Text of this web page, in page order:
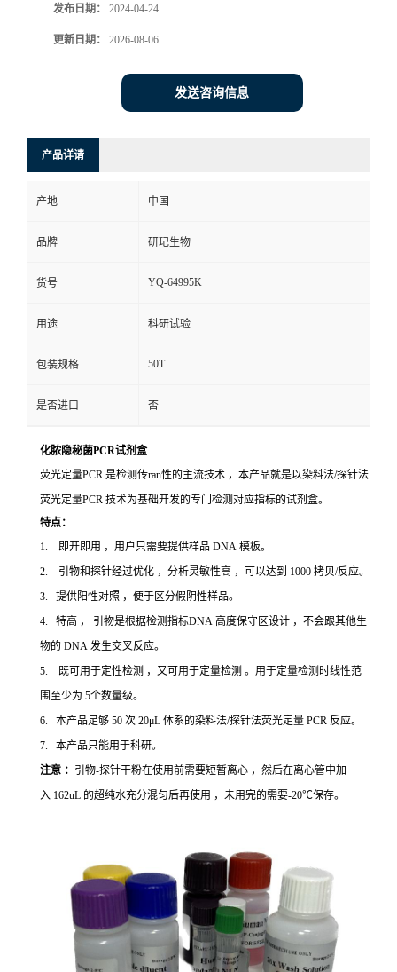
发布日期： 2024-04-24
更新日期： 2026-08-06
发送咨询信息
产品详请
产地 中国
品牌 研玘生物
货号 YQ-64995K
用途 科研试验
包装规格 50T
是否进口 否
化脓隐秘菌PCR试剂盒
荧光定量PCR 是检测传ran性的主流技术 ，本产品就是以染料法/探针法
荧光定量PCR 技术为基础开发的专门检测对应指标的试剂盒。
特点：
1. 即开即用 ，用户只需要提供样品 DNA 模板。
2. 引物和探针经过优化 ，分析灵敏性高 ，可以达到 1000 拷贝/反应。
3. 提供阳性对照 ，便于区分假阴性样品。
4. 特高 ， 引物是根据检测指标DNA 高度保守区设计 ，不会跟其他生
物的 DNA 发生交叉反应。
5. 既可用于定性检测 ，又可用于定量检测 。用于定量检测时线性范
围至少为 5个数量级。
6. 本产品足够 50 次 20μL 体系的染料法/探针法荧光定量 PCR 反应。
7. 本产品只能用于科研。
注意 ： 引物-探针干粉在使用前需要短暂离心 ，然后在离心管中加
入 162uL 的超纯水充分混匀后再使用 ，未用完的需要-20℃保存。